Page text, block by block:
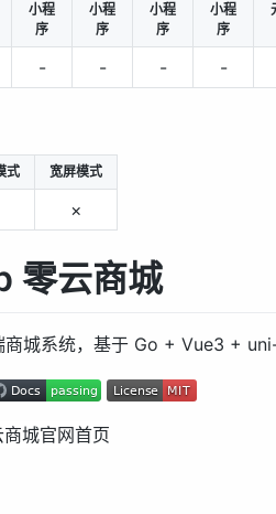
小程
序
小程
序
小程
序
小程
序
- - - -
式 宽屏模式
×
零云商城
商城系统，基于 Go + Vue3 +